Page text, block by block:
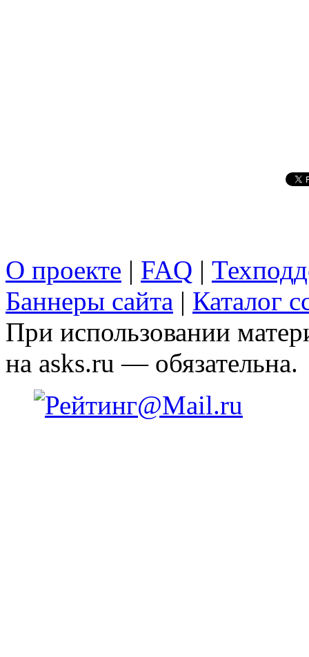
О проекте | FAQ |
Баннеры сайта | Каталог
При использовании
на asks.ru — обязательна.